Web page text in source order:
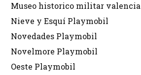
Museo historico militar valencia
Nieve y Esquí Playmobil
Novedades Playmobil
Novelmore Playmobil
Oeste Playmobil